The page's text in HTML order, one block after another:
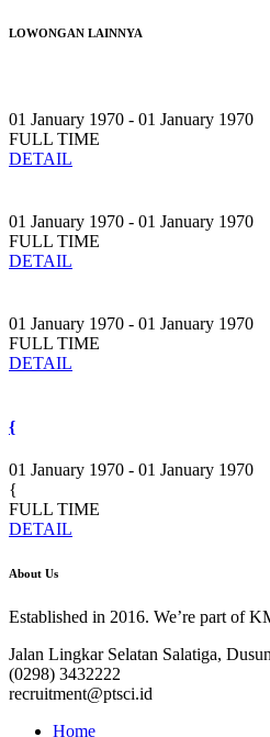
LOWONGAN LAINNYA
01 January 1970 - 01 January 1970
FULL TIME
DETAIL
01 January 1970 - 01 January 1970
FULL TIME
DETAIL
01 January 1970 - 01 January 1970
FULL TIME
DETAIL
{
01 January 1970 - 01 January 1970
{
FULL TIME
DETAIL
About Us
Established in 2016. We’re part of
Jalan Lingkar Selatan Salatiga,
(0298) 3432222
recruitment@ptsci.id
Home